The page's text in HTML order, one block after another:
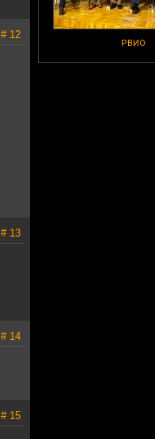
РВИО
# 12
# 13
# 14
# 15